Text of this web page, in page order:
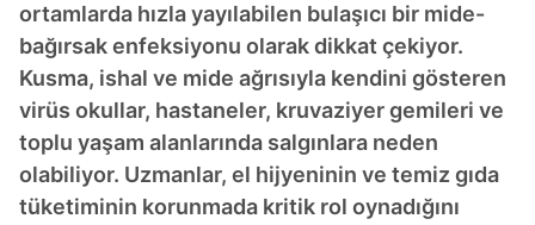
ortamlarda hızla yayılabilen bulaşıcı bir mide-
bağırsak enfeksiyonu olarak dikkat çekiyor.
Kusma, ishal ve mide ağrısıyla kendini gösteren
virüs okullar, hastaneler, kruvaziyer gemileri ve
toplu yaşam alanlarında salgınlara neden
olabiliyor. Uzmanlar, el hijyeninin ve temiz gıda
tüketiminin korunmada kritik rol oynadığını